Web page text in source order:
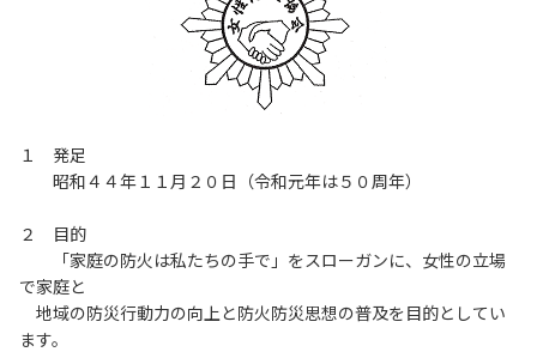
１ 発足
昭和４４年１１月２０日（令和元年は５０周年）
２ 目的
「家庭の防火は私たちの手で」をスローガンに、女性の立場
で家庭と
地域の防災行動力の向上と防火防災思想の普及を目的としてい
ます。